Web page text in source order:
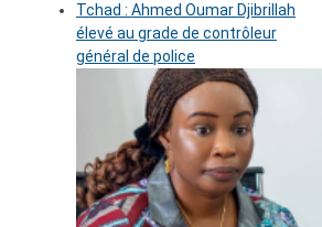
Tchad : Ahmed Oumar Djibrillah
élevé au grade de contrôleur
général de police